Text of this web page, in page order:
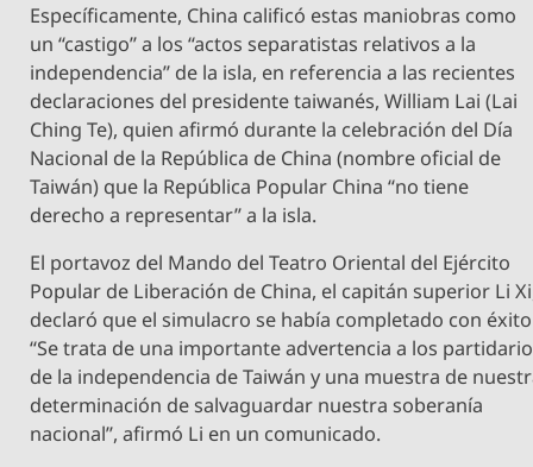
Específicamente, China calificó estas maniobras como
un “castigo” a los “actos separatistas relativos a la
independencia” de la isla, en referencia a las recientes
declaraciones del presidente taiwanés, William Lai (Lai
Ching Te), quien afirmó durante la celebración del Día
Nacional de la República de China (nombre oficial de
Taiwán) que la República Popular China “no tiene
derecho a representar” a la isla.
El portavoz del Mando del Teatro Oriental del Ejército
Popular de Liberación de China, el capitán superior Li
declaró que el simulacro se había completado con
“Se trata de una importante advertencia a los
de la independencia de Taiwán y una muestra de
determinación de salvaguardar nuestra soberanía
nacional”, afirmó Li en un comunicado.